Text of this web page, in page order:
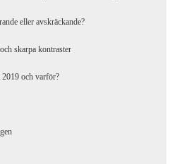
eller avskräckande?
skarpa kontraster
och varför?